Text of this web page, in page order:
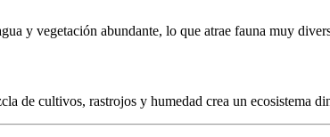
y vegetación abundante, lo que atrae fauna muy
de cultivos, rastrojos y humedad crea un ecosistema